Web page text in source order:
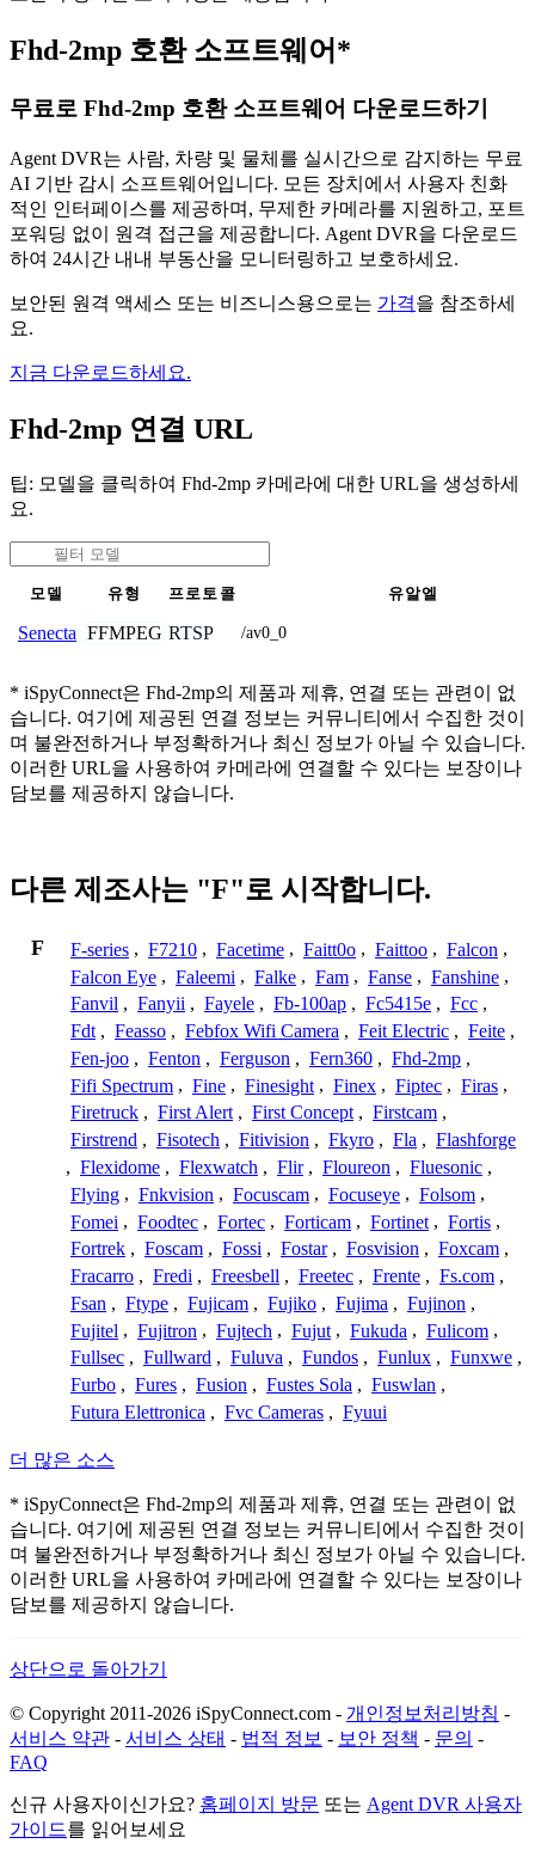
Fhd-2mp 호환 소프트웨어*
무료로 Fhd-2mp 호환 소프트웨어 다운로드하기
Agent DVR는 사람, 차량 및 물체를 실시간으로 감지하는 무료
AI 기반 감시 소프트웨어입니다. 모든 장치에서 사용자 친화
적인 인터페이스를 제공하며, 무제한 카메라를 지원하고, 포트
포워딩 없이 원격 접근을 제공합니다. Agent DVR을 다운로드
하여 24시간 내내 부동산을 모니터링하고 보호하세요.
보안된 원격 액세스 또는 비즈니스용으로는 가격을 참조하세
요.
지금 다운로드하세요.
Fhd-2mp 연결 URL
팁: 모델을 클릭하여 Fhd-2mp 카메라에 대한 URL을 생성하세
요.
모델 유형 프로토콜 유알엘
Senecta FFMPEG RTSP /av0_0
* iSpyConnect은 Fhd-2mp의 제품과 제휴, 연결 또는 관련이 없
습니다. 여기에 제공된 연결 정보는 커뮤니티에서 수집한 것이
며 불완전하거나 부정확하거나 최신 정보가 아닐 수 있습니다.
이러한 URL을 사용하여 카메라에 연결할 수 있다는 보장이나
담보를 제공하지 않습니다.
다른 제조사는 "F"로 시작합니다.
F F-series , F7210 , Facetime , Faitt0o , Faittoo , Falcon ,
Falcon Eye , Faleemi , Falke , Fam , Fanse , Fanshine ,
Fanvil , Fanyii , Fayele , Fb-100ap , Fc5415e , Fcc ,
Fdt , Feasso , Febfox Wifi Camera , Feit Electric , Feite ,
Fen-joo , Fenton , Ferguson , Fern360 , Fhd-2mp ,
Fifi Spectrum , Fine , Finesight , Finex , Fiptec , Firas ,
Firetruck , First Alert , First Concept , Firstcam ,
Firstrend , Fisotech , Fitivision , Fkyro , Fla , Flashforge
, Flexidome , Flexwatch , Flir , Floureon , Fluesonic ,
Flying , Fnkvision , Focuscam , Focuseye , Folsom ,
Fomei , Foodtec , Fortec , Forticam , Fortinet , Fortis ,
Fortrek , Foscam , Fossi , Fostar , Fosvision , Foxcam ,
Fracarro , Fredi , Freesbell , Freetec , Frente , Fs.com ,
Fsan , Ftype , Fujicam , Fujiko , Fujima , Fujinon ,
Fujitel , Fujitron , Fujtech , Fujut , Fukuda , Fulicom ,
Fullsec , Fullward , Fuluva , Fundos , Funlux , Funxwe ,
Furbo , Fures , Fusion , Fustes Sola , Fuswlan ,
Futura Elettronica , Fvc Cameras , Fyuui
더 많은 소스
* iSpyConnect은 Fhd-2mp의 제품과 제휴, 연결 또는 관련이 없
습니다. 여기에 제공된 연결 정보는 커뮤니티에서 수집한 것이
며 불완전하거나 부정확하거나 최신 정보가 아닐 수 있습니다.
이러한 URL을 사용하여 카메라에 연결할 수 있다는 보장이나
담보를 제공하지 않습니다.
상단으로 돌아가기
© Copyright 2011-2026 iSpyConnect.com - 개인정보처리방침 -
서비스 약관 - 서비스 상태 - 법적 정보 - 보안 정책 - 문의 -
FAQ
신규 사용자이신가요? 홈페이지 방문 또는 Agent DVR 사용자
가이드를 읽어보세요